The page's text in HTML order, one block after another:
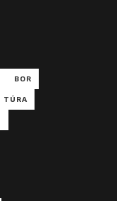
BOR
TÚRA